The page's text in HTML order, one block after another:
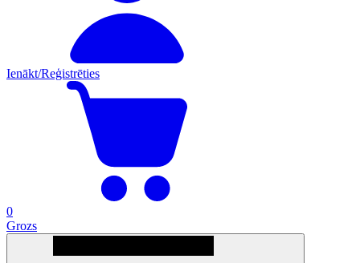
Ienākt/Reģistrēties
0
Grozs